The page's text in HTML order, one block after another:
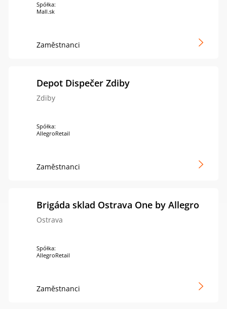
Spółka:
Mall.sk
Zaměstnanci
Depot Dispečer Zdiby
Zdiby
Spółka:
AllegroRetail
Zaměstnanci
Brigáda sklad Ostrava One by Allegro
Ostrava
Spółka:
AllegroRetail
Zaměstnanci